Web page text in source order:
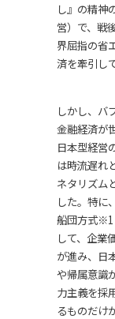
し』の精神
営）で、戦
界屈指の省
済を牽引し
しかし、バ
金融経済が
日本型経営
は時流遅れ
ネタリズム
した。特に
船団方式※1
して、企業
が進み、日
や帰属意識
力主義を採
るものだけ